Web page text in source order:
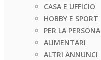
CASA E UFFICIO
HOBBY E SPORT
PER LA PERSONA
ALIMENTARI
ALTRI ANNUNCI